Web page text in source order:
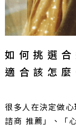
如何挑選
適合該怎麼
很多人在決定做
諮商 推薦」、「